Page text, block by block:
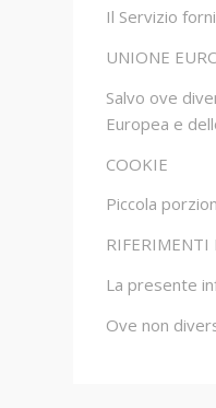
Il Servizio
UNIONE
Salvo ove
Europea e
COOKIE
Piccola
RIFERIMENTI
La presente
Ove non